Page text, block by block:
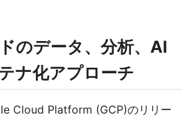
のデータ、分析、AI
ナ化アプローチ
Cloud Platform (GCP)のリリー